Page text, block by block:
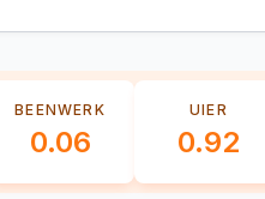
BEENWERK
0.06
UIER
0.92